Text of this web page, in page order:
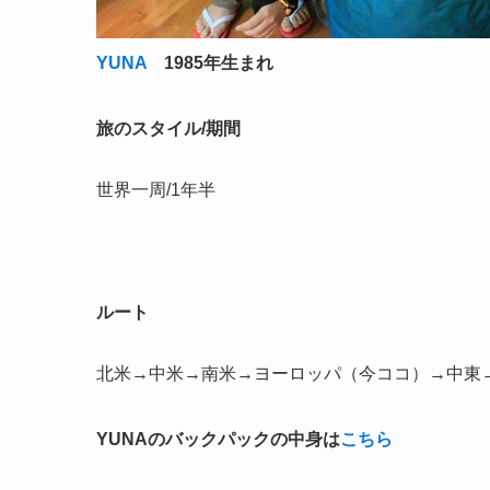
YUNA 1985年生まれ
旅のスタイル/期間
世界一周/1年半
ルート
北米→中米→南米→ヨーロッパ（今ココ）→中東
YUNAのバックパックの中身はこちら